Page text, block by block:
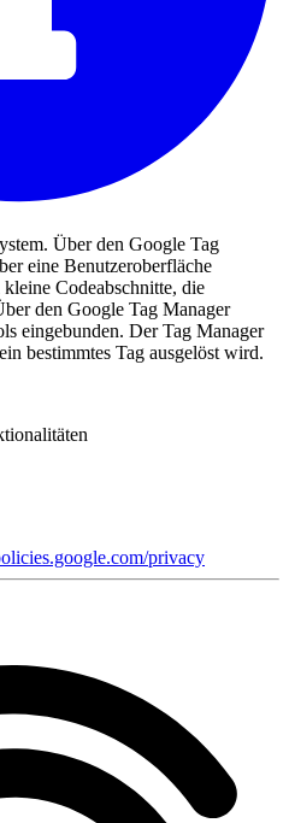
Über den Google Tag
eine Benutzeroberfläche
Codeabschnitte, die
den Google Tag Manager
eingebunden. Der Tag Manager
bestimmtes Tag ausgelöst wird.
privacy